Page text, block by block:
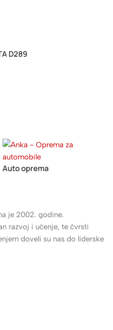
D289
Auto oprema
je 2002. godine.
razvoj i učenje, te čvrsti
doveli su nas do liderske